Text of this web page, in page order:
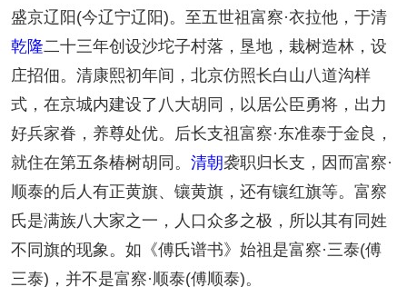
盛京辽阳(今辽宁辽阳)。至五世祖富察·衣拉他，于清
乾隆二十三年创设沙坨子村落，垦地，栽树造林，设
庄招佃。清康熙初年间，北京仿照长白山八道沟样
式，在京城内建设了八大胡同，以居公臣勇将，出力
好兵家眷，养尊处优。后长支祖富察·东准泰于金良，
就住在第五条椿树胡同。 清朝袭职归长支，因而富察·
顺泰的后人有正黄旗、镶黄旗，还有镶红旗等。富察
氏是满族八大家之一，人口众多之极，所以其有同姓
不同旗的现象。如《傅氏谱书》始祖是富察·三泰(傅
三泰)，并不是富察·顺泰(傅顺泰)。